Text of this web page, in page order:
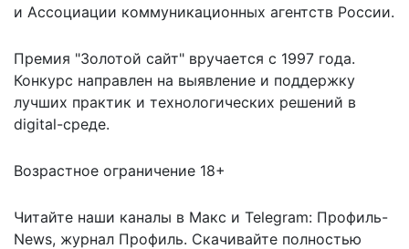
и Ассоциации коммуникационных агентств России.
Премия "Золотой сайт" вручается с 1997 года.
Конкурс направлен на выявление и поддержку
лучших практик и технологических решений в
digital-среде.
Возрастное ограничение 18+
Читайте наши каналы в Макс и Telegram: Профиль-
News, журнал Профиль. Скачивайте полностью